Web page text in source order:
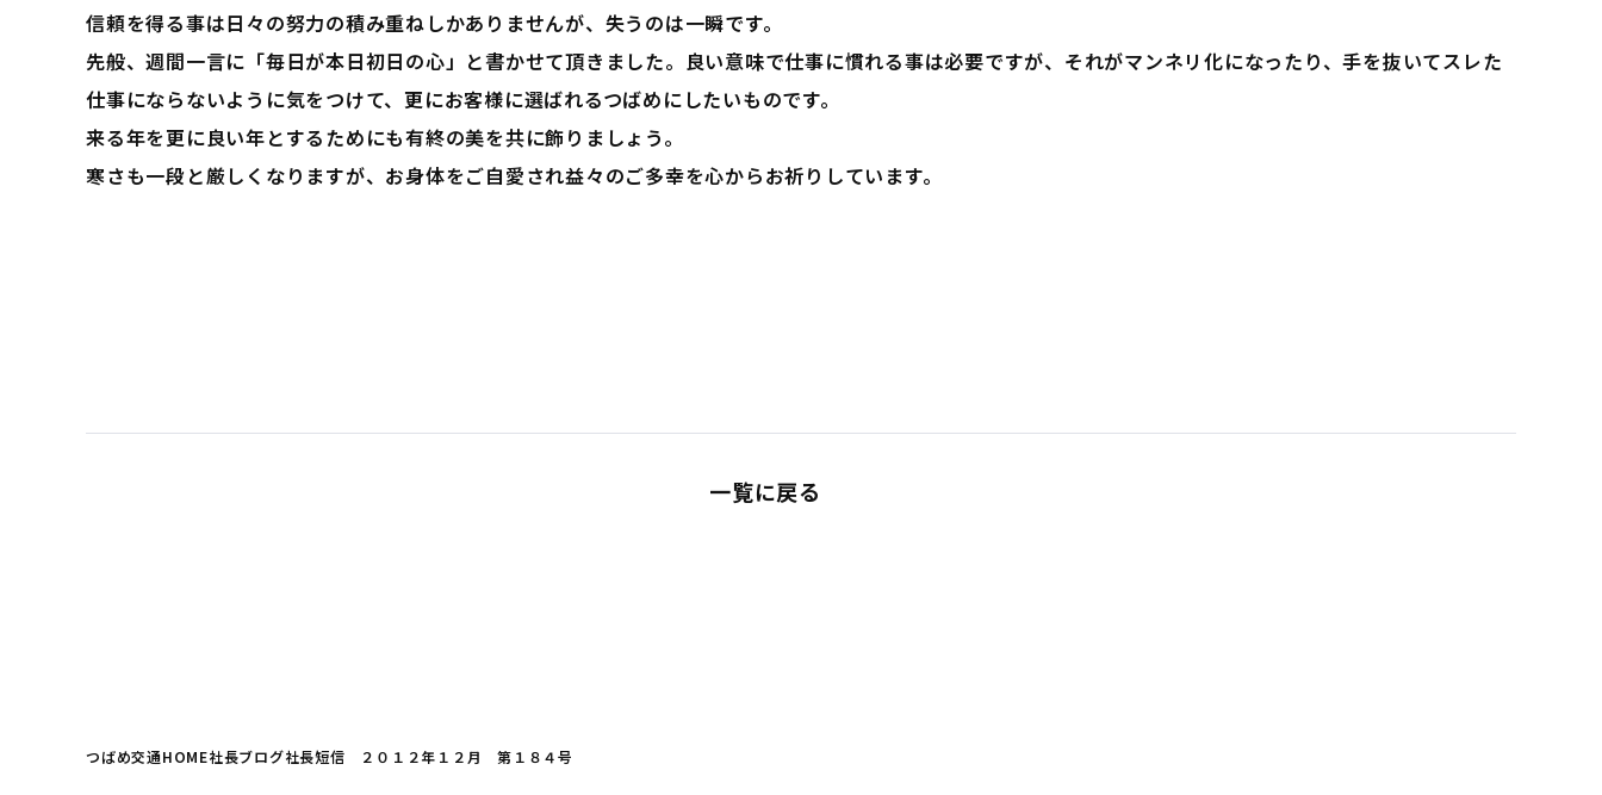
信頼を得る事は日々の努力の積み重ねしかありませんが、失うのは一瞬です。
先般、週間一言に「毎日が本日初日の心」と書かせて頂きました。良い意味で仕事に慣れる事は必要ですが、それがマンネリ化になったり、手を抜いてスレた
仕事にならないように気をつけて、更にお客様に選ばれるつばめにしたいものです。
来る年を更に良い年とするためにも有終の美を共に飾りましょう。
寒さも一段と厳しくなりますが、お身体をご自愛され益々のご多幸を心からお祈りしています。
一覧に戻る
つばめ交通HOME社長ブログ社長短信 ２０１２年１２月 第１８４号